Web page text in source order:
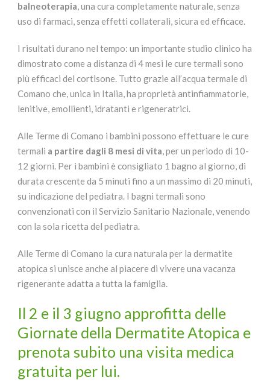
balneoterapia, una cura completamente naturale, senza
uso di farmaci, senza effetti collaterali, sicura ed efficace.
I risultati durano nel tempo: un importante studio clinico ha
dimostrato come a distanza di 4 mesi le cure termali sono
più efficaci del cortisone. Tutto grazie all’acqua termale di
Comano che, unica in Italia, ha proprietà antinfiammatorie,
lenitive, emollienti, idratanti e rigeneratrici.
Alle Terme di Comano i bambini possono effettuare le cure
termali a partire dagli 8 mesi di vita, per un periodo di 10-
12 giorni. Per i bambini è consigliato 1 bagno al giorno, di
durata crescente da 5 minuti fino a un massimo di 20 minuti,
su indicazione del pediatra. I bagni termali sono
convenzionati con il Servizio Sanitario Nazionale, venendo
con la sola ricetta del pediatra.
Alle Terme di Comano la cura naturala per la dermatite
atopica si unisce anche al piacere di vivere una vacanza
rigenerante adatta a tutta la famiglia.
Il 2 e il 3 giugno approfitta delle
Giornate della Dermatite Atopica e
prenota subito una visita medica
gratuita per lui.